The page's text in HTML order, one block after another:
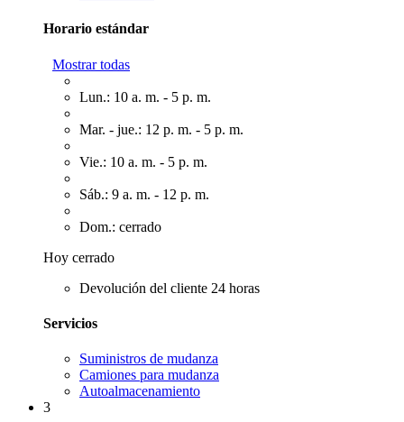
Horario estándar
Mostrar todas
Lun.: 10 a. m. - 5 p. m.
Mar. - jue.: 12 p. m. - 5 p. m.
Vie.: 10 a. m. - 5 p. m.
Sáb.: 9 a. m. - 12 p. m.
Dom.: cerrado
Hoy cerrado
Devolución del cliente 24 horas
Servicios
Suministros de mudanza
Camiones para mudanza
Autoalmacenamiento
3